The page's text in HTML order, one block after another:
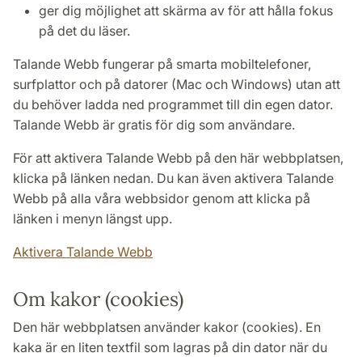
ger dig möjlighet att skärma av för att hålla fokus
på det du läser.
Talande Webb fungerar på smarta mobiltelefoner,
surfplattor och på datorer (Mac och Windows) utan att
du behöver ladda ned programmet till din egen dator.
Talande Webb är gratis för dig som användare.
För att aktivera Talande Webb på den här webbplatsen,
klicka på länken nedan. Du kan även aktivera Talande
Webb på alla våra webbsidor genom att klicka på
länken i menyn längst upp.
Aktivera Talande Webb
Om kakor (cookies)
Den här webbplatsen använder kakor (cookies). En
kaka är en liten textfil som lagras på din dator när du